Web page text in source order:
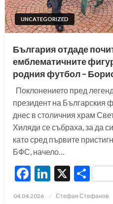
UNCATEGORIZED
България отдаде
емблематичните
родния футбол –
Поклонението пред
президент на Българския
днес в столичния храм
Хиляди се събраха, за да
като сред първите
БФС, начело…
Facebook
LinkedIn
X
Posted
04.04.2026 Стефан Стефанов